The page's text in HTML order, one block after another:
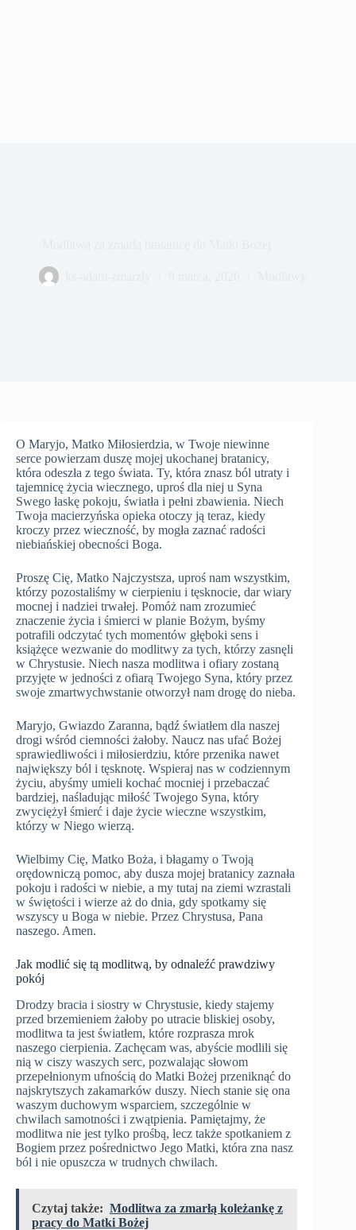
O Maryjo, Matko Miłosierdzia, w Twoje niewinne
serce powierzam duszę mojej ukochanej bratanicy,
która odeszła z tego świata. Ty, która znasz ból utraty i
tajemnicę życia wiecznego, uproś dla niej u Syna
Swego łaskę pokoju, światła i pełni zbawienia. Niech
Twoja macierzyńska opieka otoczy ją teraz, kiedy
kroczy przez wieczność, by mogła zaznać radości
niebiańskiej obecności Boga.
Proszę Cię, Matko Najczystsza, uproś nam wszystkim,
którzy pozostaliśmy w cierpieniu i tęsknocie, dar wiary
mocnej i nadziei trwałej. Pomóż nam zrozumieć
znaczenie życia i śmierci w planie Bożym, byśmy
potrafili odczytać tych momentów głęboki sens i
książęce wezwanie do modlitwy za tych, którzy zasnęli
w Chrystusie. Niech nasza modlitwa i ofiary zostaną
przyjęte w jedności z ofiarą Twojego Syna, który przez
swoje zmartwychwstanie otworzył nam drogę do nieba.
Maryjo, Gwiazdo Zaranna, bądź światłem dla naszej
drogi wśród ciemności żałoby. Naucz nas ufać Bożej
sprawiedliwości i miłosierdziu, które przenika nawet
największy ból i tęsknotę. Wspieraj nas w codziennym
życiu, abyśmy umieli kochać mocniej i przebaczać
bardziej, naśladując miłość Twojego Syna, który
zwyciężył śmierć i daje życie wieczne wszystkim,
którzy w Niego wierzą.
Wielbimy Cię, Matko Boża, i błagamy o Twoją
orędowniczą pomoc, aby dusza mojej bratanicy zaznała
pokoju i radości w niebie, a my tutaj na ziemi wzrastali
w świętości i wierze aż do dnia, gdy spotkamy się
wszyscy u Boga w niebie. Przez Chrystusa, Pana
naszego. Amen.
Jak modlić się tą modlitwą, by odnaleźć prawdziwy
pokój
Drodzy bracia i siostry w Chrystusie, kiedy stajemy
przed brzemieniem żałoby po utracie bliskiej osoby,
modlitwa ta jest światłem, które rozprasza mrok
naszego cierpienia. Zachęcam was, abyście modlili się
nią w ciszy waszych serc, pozwalając słowom
przepełnionym ufnością do Matki Bożej przeniknąć do
najskrytszych zakamarków duszy. Niech stanie się ona
waszym duchowym wsparciem, szczególnie w
chwilach samotności i zwątpienia. Pamiętajmy, że
modlitwa nie jest tylko prośbą, lecz także spotkaniem z
Bogiem przez pośrednictwo Jego Matki, która zna nasz
ból i nie opuszcza w trudnych chwilach.
Czytaj także: Modlitwa za zmarłą koleżankę z
pracy do Matki Bożej